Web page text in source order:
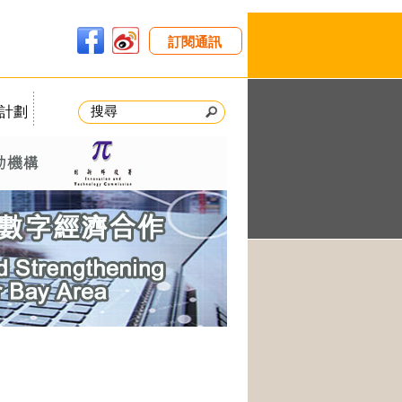
訂閱通訊
劃